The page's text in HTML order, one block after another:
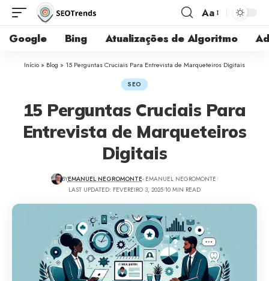
Aa
Google Bing Atualizações de Algoritmo
Início » Blog » 15 Perguntas Cruciais Para Entrevista de Marqueteiros Digitais
SEO
15 Perguntas Cruciais Para
Entrevista de Marqueteiros
Digitais
BYEMANUEL NEGROMONTE- EMANUEL NEGROMONTE
LAST UPDATED: FEVEREIRO 3, 2025 10 MIN READ